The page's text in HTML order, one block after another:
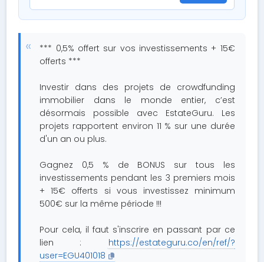
*** 0,5% offert sur vos investissements + 15€
offerts ***
Investir dans des projets de crowdfunding
immobilier dans le monde entier, c’est
désormais possible avec EstateGuru. Les
projets rapportent environ 11 % sur une durée
d'un an ou plus.
Gagnez 0,5 % de BONUS sur tous les
investissements pendant les 3 premiers mois
+ 15€ offerts si vous investissez minimum
500€ sur la même période !!!
Pour cela, il faut s'inscrire en passant par ce
lien :
https://estateguru.co/en/ref/?
user=EGU401018